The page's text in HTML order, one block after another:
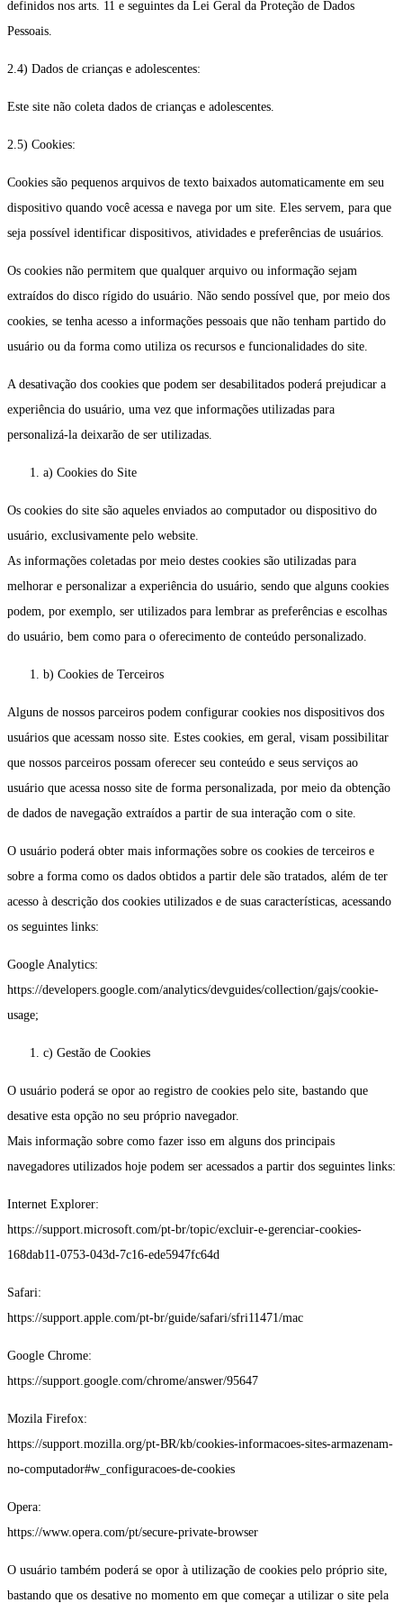
definidos nos arts. 11 e seguintes da Lei Geral da Proteção de Dados
Pessoais.
2.4) Dados de crianças e adolescentes:
Este site não coleta dados de crianças e adolescentes.
2.5) Cookies:
Cookies são pequenos arquivos de texto baixados automaticamente em seu
dispositivo quando você acessa e navega por um site. Eles servem, para que
seja possível identificar dispositivos, atividades e preferências de usuários.
Os cookies não permitem que qualquer arquivo ou informação sejam
extraídos do disco rígido do usuário. Não sendo possível que, por meio dos
cookies, se tenha acesso a informações pessoais que não tenham partido do
usuário ou da forma como utiliza os recursos e funcionalidades do site.
A desativação dos cookies que podem ser desabilitados poderá prejudicar a
experiência do usuário, uma vez que informações utilizadas para
personalizá-la deixarão de ser utilizadas.
a) Cookies do Site
Os cookies do site são aqueles enviados ao computador ou dispositivo do
usuário, exclusivamente pelo website.
As informações coletadas por meio destes cookies são utilizadas para
melhorar e personalizar a experiência do usuário, sendo que alguns cookies
podem, por exemplo, ser utilizados para lembrar as preferências e escolhas
do usuário, bem como para o oferecimento de conteúdo personalizado.
b) Cookies de Terceiros
Alguns de nossos parceiros podem configurar cookies nos dispositivos dos
usuários que acessam nosso site. Estes cookies, em geral, visam possibilitar
que nossos parceiros possam oferecer seu conteúdo e seus serviços ao
usuário que acessa nosso site de forma personalizada, por meio da obtenção
de dados de navegação extraídos a partir de sua interação com o site.
O usuário poderá obter mais informações sobre os cookies de terceiros e
sobre a forma como os dados obtidos a partir dele são tratados, além de ter
acesso à descrição dos cookies utilizados e de suas características, acessando
os seguintes links:
Google Analytics:
https://developers.google.com/analytics/devguides/collection/gajs/cookie-
usage;
c) Gestão de Cookies
O usuário poderá se opor ao registro de cookies pelo site, bastando que
desative esta opção no seu próprio navegador.
Mais informação sobre como fazer isso em alguns dos principais
navegadores utilizados hoje podem ser acessados a partir dos seguintes links:
Internet Explorer:
https://support.microsoft.com/pt-br/topic/excluir-e-gerenciar-cookies-
168dab11-0753-043d-7c16-ede5947fc64d
Safari:
https://support.apple.com/pt-br/guide/safari/sfri11471/mac
Google Chrome:
https://support.google.com/chrome/answer/95647
Mozila Firefox:
https://support.mozilla.org/pt-BR/kb/cookies-informacoes-sites-armazenam-
no-computador#w_configuracoes-de-cookies
Opera:
https://www.opera.com/pt/secure-private-browser
O usuário também poderá se opor à utilização de cookies pelo próprio site,
bastando que os desative no momento em que começar a utilizar o site pela